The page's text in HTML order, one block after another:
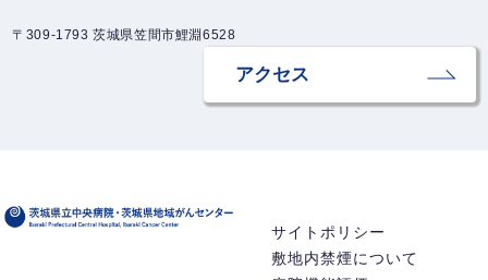
〒309-1793 茨城県笠間市鯉淵6528
アクセス
サイトポリシー
敷地内禁煙について